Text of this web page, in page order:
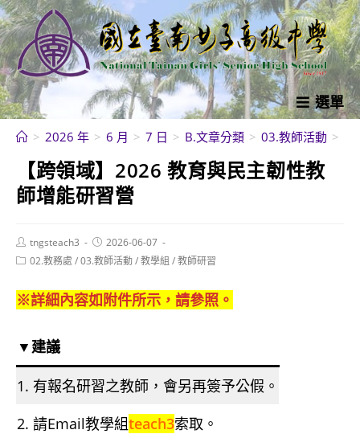
跳
轉
至
主
要
內
選單
> 2026 年 > 6 月 > 7 日 > B.文章分類 > 03.教師活動 >
【跨領域】2026 教育與民主韌性教
師增能研習營
Post
author:
tngsteach3
Post
published:
2026-06-07
Post02.教務處 /03.教師活動/教學組 /教師研習
※詳細內容如附件所示，請參照。
▼建議
1. 有報名研習之教師，會另再簽予公假。
2. 請Email教學組teach3索取。